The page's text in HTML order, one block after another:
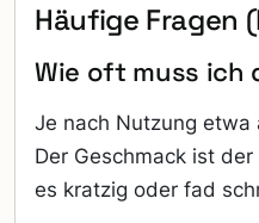
Häufige Fragen
Wie oft muss ich
Je nach Nutzung etwa
Der Geschmack ist
es kratzig oder fad